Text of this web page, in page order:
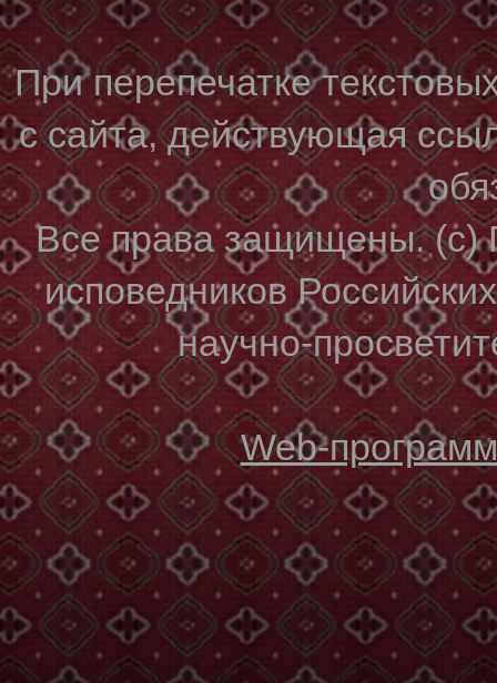
При перепечатке
с сайта, действующая
Все права защищены. (с)
исповедников
научно-
Web-